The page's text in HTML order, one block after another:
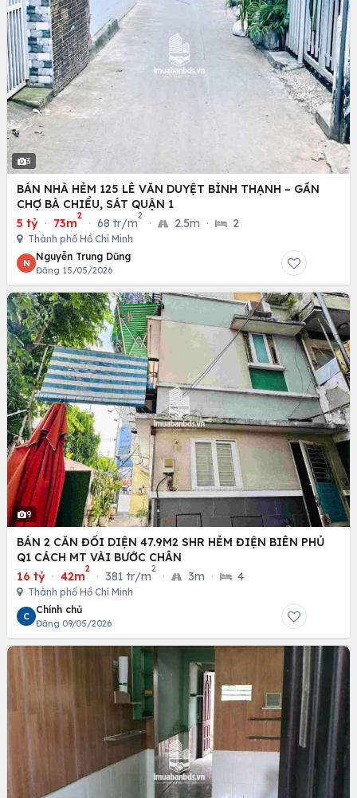
3
BÁN NHÀ HẺM 125 LÊ VĂN DUYỆT BÌNH THẠNH – GẦN
CHỢ BÀ CHIỂU, SÁT QUẬN 1
5 tỷ · 73m
2
· 68 tr/m
2
· 2.5m · 2
Thành phố Hồ Chí Minh
N
Nguyễn Trung Dũng
Đăng 15/05/2026
9
BÁN 2 CĂN ĐỐI DIỆN 47.9M2 SHR HẺM ĐIỆN BIÊN PHỦ
Q1 CÁCH MT VÀI BƯỚC CHÂN
16 tỷ · 42m
2
· 381 tr/m
2
· 3m · 4
Thành phố Hồ Chí Minh
C
Chính chủ
Đăng 09/05/2026